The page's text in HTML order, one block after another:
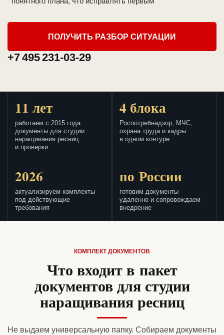
ПОЛУЧИТЬ РАЗБОР СИТУАЦИИ
+7 495 231-03-29
11 лет
работаем с 2015 года:
документы для студии
наращивания ресниц
и проверки
4 блока
Роспотребнадзор, МЧС,
охрана труда и кадры
в одном контуре
2026
актуализируем комплекты
под действующие
требования
по России
готовим документы
удаленно и сопровождаем
внедрение
КОМПЛЕКТ ДОКУМЕНТОВ
Что входит в пакет
документов для студии
наращивания ресниц
Не выдаем универсальную папку. Собираем документы